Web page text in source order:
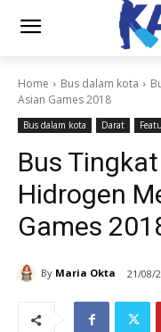
Home Bus dalam kota
Asian Games 2018
Bus dalam kota Darat
Bus
Hidrogen
Games
By Maria Okta 21/08/